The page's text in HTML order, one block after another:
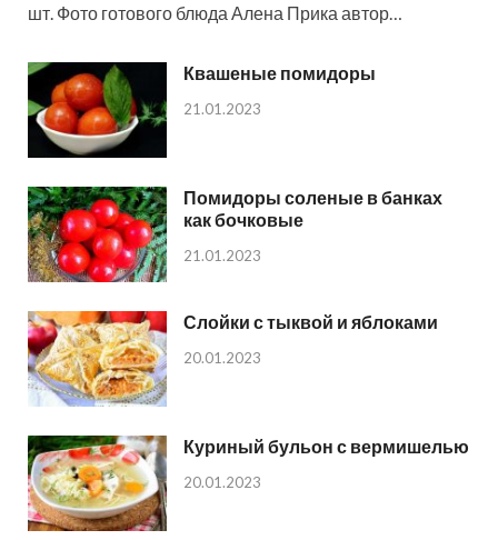
шт. Фото готового блюда Алена Прика автор…
Квашеные помидоры
21.01.2023
Помидоры соленые в банках
как бочковые
21.01.2023
Слойки с тыквой и яблоками
20.01.2023
Куриный бульон с вермишелью
20.01.2023